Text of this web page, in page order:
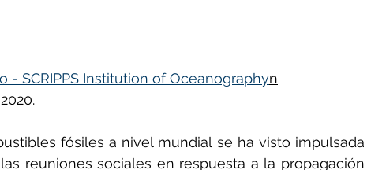
- SCRIPPS Institution of Oceanographyn
fósiles a nivel mundial se ha visto impulsada
reuniones sociales en respuesta a la propagación